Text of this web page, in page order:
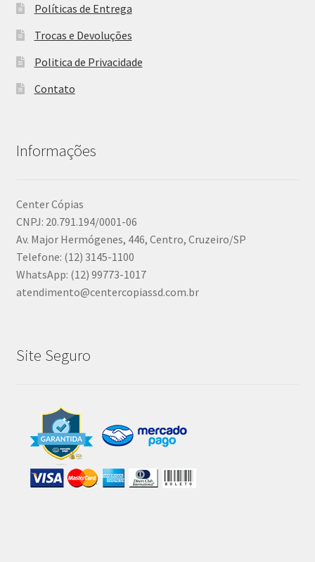
Políticas de Entrega
Trocas e Devoluções
Politica de Privacidade
Contato
Informações
Center Cópias
CNPJ: 20.791.194/0001-06
Av. Major Hermógenes, 446, Centro, Cruzeiro/SP
Telefone: (12) 3145-1100
WhatsApp: (12) 99773-1017
atendimento@centercopiassd.com.br
Site Seguro